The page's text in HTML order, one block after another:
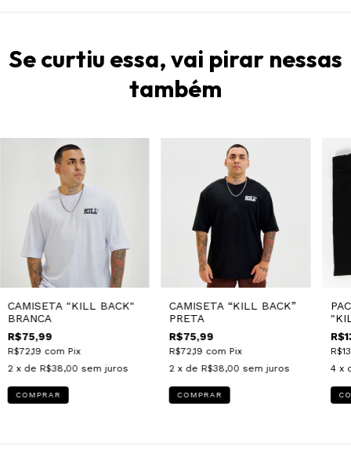
Se curtiu essa, vai pirar nessas
também
CAMISETA "KILL BACK"
BRANCA
R$75,99
R$72,19 com Pix
2 x de R$38,00 sem juros
COMPRAR
CAMISETA “KILL BACK”
PRETA
R$75,99
R$72,19 com Pix
2 x de R$38,00 sem juros
COMPRAR
4 x